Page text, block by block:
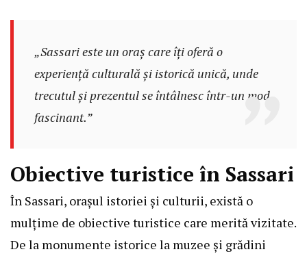
„Sassari este un oraș care îți oferă o
experiență culturală și istorică unică, unde
trecutul și prezentul se întâlnesc într-un mod
fascinant.”
Obiective turistice în Sassari
În Sassari, orașul istoriei și culturii, există o
mulțime de obiective turistice care merită vizitate.
De la monumente istorice la muzee și grădini